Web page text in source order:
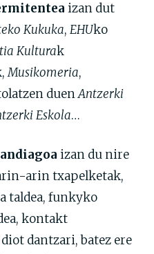
izan dut
Kukuka, EHUko
Kulturak
Musikomeria,
duenAntzerki
Eskola…
izan du nire
arin txapelketak,
taldea, funkyko
kontakt
dantzari, batez ere